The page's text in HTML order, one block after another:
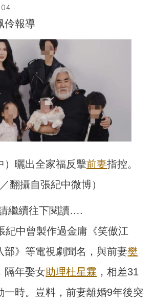
伶報導
）曬出全家福反擊前妻指控。
／翻攝自張紀中微博）
繼續往下閱讀….
紀中曾製作過金庸《笑傲江
部》等電視劇聞名，與前妻樊
隔年娶女助理杜星霖 ，相差31
一時。豈料，前妻離婚9年後突